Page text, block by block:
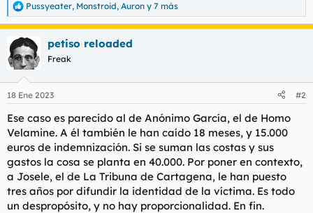
R
e
c
c
i
e
:
Pussyeater, Monstroid, Auron y 7 más
petiso reloaded
Freak
18 Ene 2023 #2
Ese caso es parecido al de Anónimo García, el de Homo
Velamine. A él también le han caído 18 meses, y 15.000
euros de indemnización. Si se suman las costas y sus
gastos la cosa se planta en 40.000. Por poner en contexto,
a Josele, el de La Tribuna de Cartagena, le han puesto
tres años por difundir la identidad de la víctima. Es todo
un despropósito, y no hay proporcionalidad. En fin.